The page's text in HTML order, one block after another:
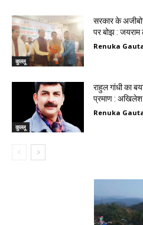
कुल्लू
सरकार के
पर बोझ : जयराम
Renuka
कुल्लू
राहुल गांधी का
प्रमाण :
Renuka